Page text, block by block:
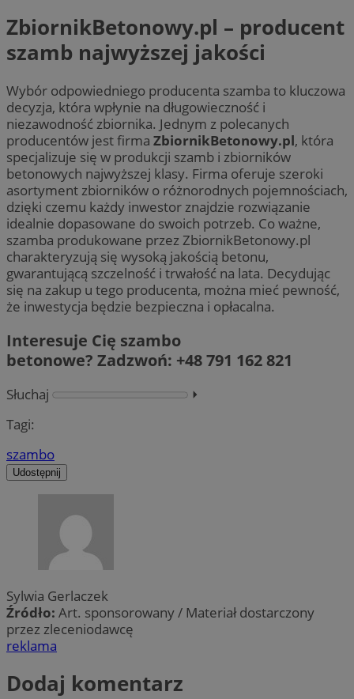
ZbiornikBetonowy.pl – producent
szamb najwyższej jakości
Wybór odpowiedniego producenta szamba to kluczowa
decyzja, która wpłynie na długowieczność i
niezawodność zbiornika. Jednym z polecanych
producentów jest firma ZbiornikBetonowy.pl, która
specjalizuje się w produkcji szamb i zbiorników
betonowych najwyższej klasy. Firma oferuje szeroki
asortyment zbiorników o różnorodnych pojemnościach,
dzięki czemu każdy inwestor znajdzie rozwiązanie
idealnie dopasowane do swoich potrzeb. Co ważne,
szamba produkowane przez ZbiornikBetonowy.pl
charakteryzują się wysoką jakością betonu,
gwarantującą szczelność i trwałość na lata. Decydując
się na zakup u tego producenta, można mieć pewność,
że inwestycja będzie bezpieczna i opłacalna.
Interesuje Cię szambo
betonowe? Zadzwoń: +48 791 162 821
Słuchaj
⏵︎
Tagi:
szambo
Udostępnij
Sylwia Gerlaczek
Źródło: Art. sponsorowany / Materiał dostarczony
przez zleceniodawcę
reklama
Dodaj komentarz